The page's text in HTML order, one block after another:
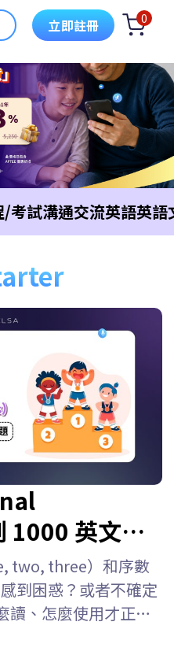
立即註冊 0
/考試溝通交流英語英語
two, three）和序數
到困惑？或者不確定
讀、怎麼使用才正
？該用 “first” 還